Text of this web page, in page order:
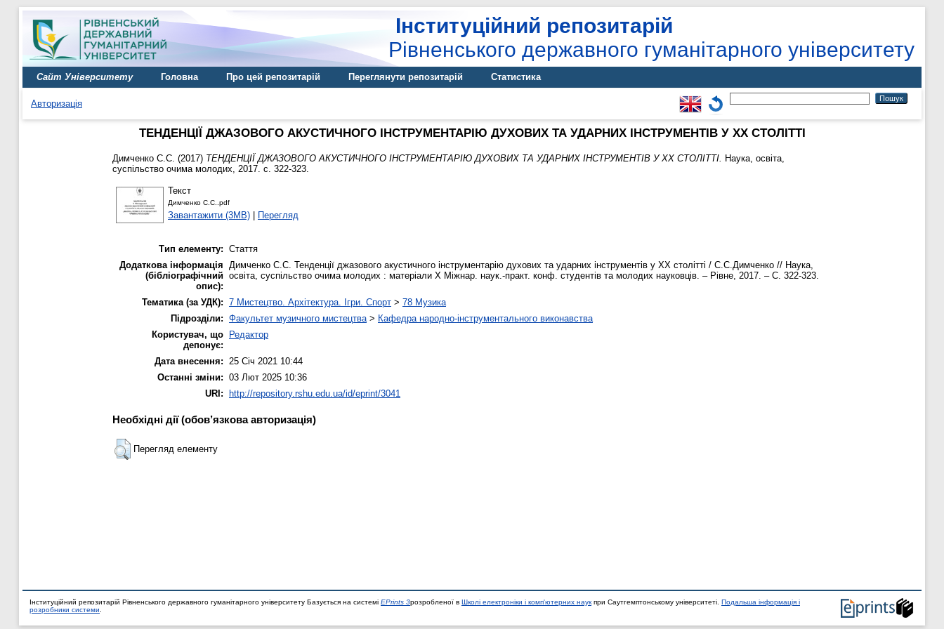
Інституційний репозитарій
Рівненського державного гуманітарного університету
Сайт Університету Головна Про цей репозитарій Переглянути репозитарій Статистика
Авторизація
ТЕНДЕНЦІЇ ДЖАЗОВОГО АКУСТИЧНОГО ІНСТРУМЕНТАРІЮ ДУХОВИХ ТА УДАРНИХ ІНСТРУМЕНТІВ У ХХ СТОЛІТТІ
Димченко С.С. (2017) ТЕНДЕНЦІЇ ДЖАЗОВОГО АКУСТИЧНОГО ІНСТРУМЕНТАРІЮ ДУХОВИХ ТА УДАРНИХ ІНСТРУМЕНТІВ У ХХ СТОЛІТТІ.
Наука, освіта,
суспільство очима молодих, 2017. с. 322-323.
Текст
Димченко С.С..pdf
Завантажити (3MB) | Перегляд
Тип елементу: Стаття
Додаткова інформація
(бібліографічний
опис):
Димченко С.С. Тенденції джазового акустичного інструментарію духових та ударних інструментів у ХХ столітті / С.С.Димченко // Наука,
освіта, суспільство очима молодих : матеріали X Міжнар. наук.-практ. конф. студентів та молодих науковців. – Рівне, 2017. – С. 322-323.
Тематика (за УДК): 7 Мистецтво. Архітектура. Ігри. Спорт > 78 Музика
Підрозділи: Факультет музичного мистецтва> Кафедра народно-інструментального виконавства
Користувач, що
депонує:
Редактор
Дата внесення: 25 Січ 2021 10:44
Останні зміни: 03 Лют 2025 10:36
URI:
http://repository.rshu.edu.ua/id/eprint/3041
Необхідні дії (обов’язкова авторизація)
Перегляд елементу
Інституційний репозитарій Рівненського державного гуманітарного університету Базується на системі EPrints 3розробленої в Школі електроніки і комп'ютерних наук при Саутгемптонському університеті. Подальша інформація і
розробники системи